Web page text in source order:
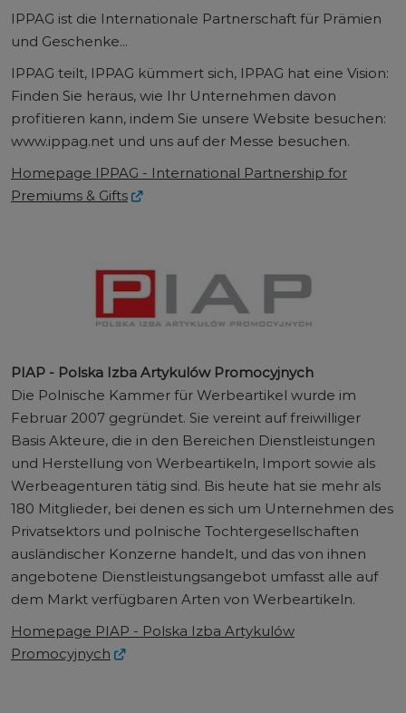
IPPAG ist die Internationale Partnerschaft für Prämien
und Geschenke...
IPPAG teilt, IPPAG kümmert sich, IPPAG hat eine Vision:
Finden Sie heraus, wie Ihr Unternehmen davon
profitieren kann, indem Sie unsere Website besuchen:
www.ippag.net und uns auf der Messe besuchen.
Homepage IPPAG - International Partnership for
Premiums & Gifts
PIAP - Polska Izba Artykulów Promocyjnych
Die Polnische Kammer für Werbeartikel wurde im
Februar 2007 gegründet. Sie vereint auf freiwilliger
Basis Akteure, die in den Bereichen Dienstleistungen
und Herstellung von Werbeartikeln, Import sowie als
Werbeagenturen tätig sind. Bis heute hat sie mehr als
180 Mitglieder, bei denen es sich um Unternehmen des
Privatsektors und polnische Tochtergesellschaften
ausländischer Konzerne handelt, und das von ihnen
angebotene Dienstleistungsangebot umfasst alle auf
dem Markt verfügbaren Arten von Werbeartikeln.
Homepage PIAP - Polska Izba Artykulów
Promocyjnych